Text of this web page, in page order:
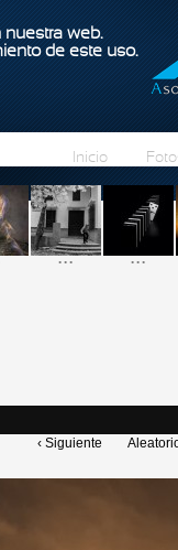
nuestra web.
de este uso.
Inicio
... ...
‹ Siguiente